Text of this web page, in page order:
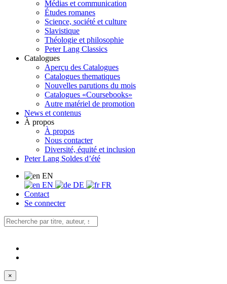
Médias et communication
Études romanes
Science, société et culture
Slavistique
Théologie et philosophie
Peter Lang Classics
Catalogues
Aperçu des Catalogues
Catalogues thematiques
Nouvelles parutions du mois
Catalogues «Coursebooks»
Autre matériel de promotion
News et contenus
À propos
À propos
Nous contacter
Diversité, équité et inclusion
Peter Lang Soldes d’été
EN
EN
DE
FR
Contact
Se connecter
×